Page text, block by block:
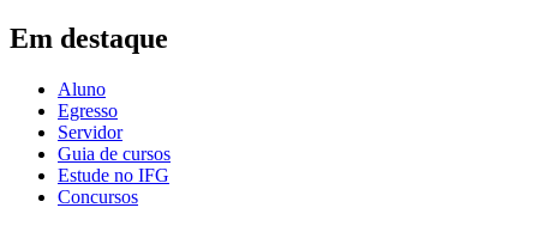
Em destaque
Aluno
Egresso
Servidor
Guia de cursos
Estude no IFG
Concursos